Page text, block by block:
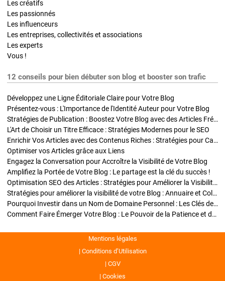
Les créatifs
Les passionnés
Les influenceurs
Les entreprises, collectivités et associations
Les experts
Vous !
12 conseils pour bien débuter son blog et booster son trafic
Développez une Ligne Éditoriale Claire pour Votre Blog
Présentez-vous : L'Importance de l'Identité Auteur pour Votre Blog
Stratégies de Publication : Boostez Votre Blog avec des Articles Fréquents et Exclusifs
L'Art de Choisir un Titre Efficace : Stratégies Modernes pour le SEO
Enrichir Vos Articles avec des Contenus Riches : Stratégies pour Captiver et Optimiser
Optimiser vos Articles grâce aux Liens
Engagez la Conversation pour Accroître la Visibilité de Votre Blog
Amplifiez la Portée de Votre Blog : Le partage est la clé du succès !
Optimisation SEO des Articles : Stratégies pour Améliorer la Visibilité de Votre Blog
Stratégies pour améliorer la visibilité de votre Blog : Annuaire et Collaborations
Pourquoi Investir dans un Nom de Domaine Personnel : Les Clés de la Réussite de Votre Blog
Comment Faire Émerger Votre Blog : Le Pouvoir de la Patience et de la Persévérance
Mentions légales
Conditions d’Utilisation
CGV
Cookies